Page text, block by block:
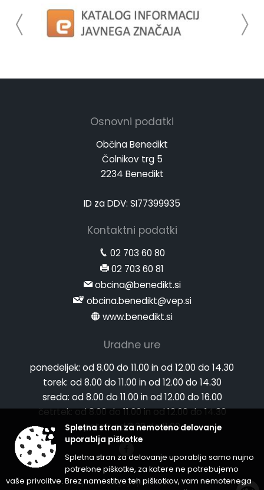
Osnovni podatki
Občina Benedikt
Čolnikov trg 5
2234 Benedikt
ID za DDV: SI77399935
Kontaktni podatki
02 703 60 80
02 703 60 81
obcina@benedikt.si
obcina.benedikt@vep.si
www.benedikt.si
Uradne ure
ponedeljek: od 8.00 do 11.00 in od 12.00 do 14.30
torek: od 8.00 do 11.00 in od 12.00 do 14.30
sreda: od 8.00 do 11.00 in od 12.00 do 16.00
četrtek:od 8.00 do 11.00 in od 12.00 do 14.30
petek: od 8.00 do 11.00
Splošni pogoji spletne strani
|
Spletna stran za nemoteno delovanje
uporablja piškotke
Spletna stran za delovanje uporablja samo nujno
potrebne piškotke, za katere ne potrebujemo
vaše privolitve. Brez namestitve teh piškotkov, vam nemotenega